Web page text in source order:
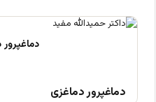
دماغپرور دماغزی